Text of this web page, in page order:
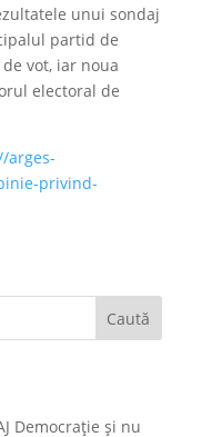
unui sondaj
partid de
vot, iar noua
electoral de
arges-
privind-
Caută
Democrație și nu